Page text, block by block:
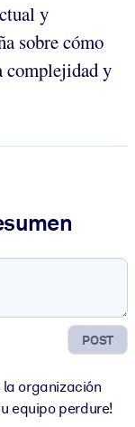
y
sobre cómo
complejidad y
POST
organización
equipo perdure!